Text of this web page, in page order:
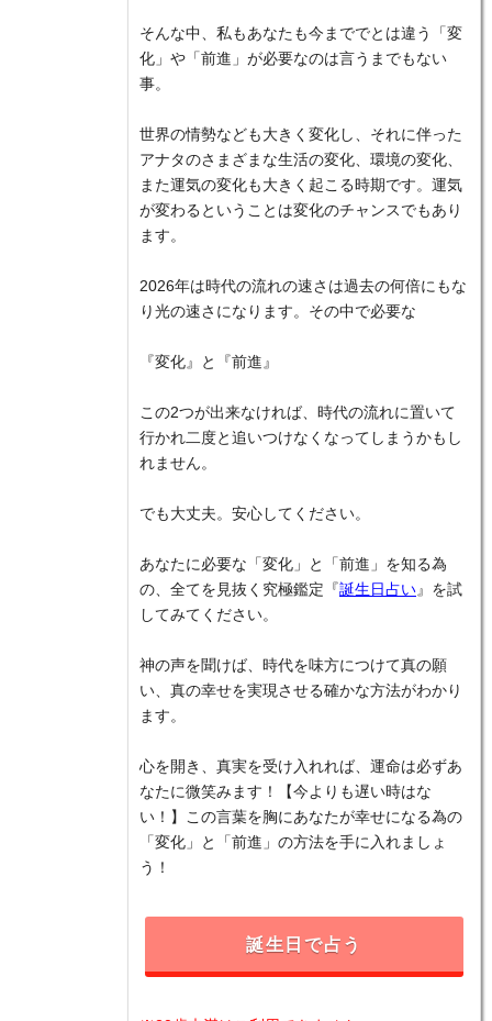
そんな中、私もあなたも今まででとは違う「変
化」や「前進」が必要なのは言うまでもない
事。
世界の情勢なども大きく変化し、それに伴った
アナタのさまざまな生活の変化、環境の変化、
また運気の変化も大きく起こる時期です。運気
が変わるということは変化のチャンスでもあり
ます。
2026年は時代の流れの速さは過去の何倍にもな
り光の速さになります。その中で必要な
『変化』と『前進』
この2つが出来なければ、時代の流れに置いて
行かれ二度と追いつけなくなってしまうかもし
れません。
でも大丈夫。安心してください。
あなたに必要な「変化」と「前進」を知る為
の、全てを見抜く究極鑑定『誕生日占い 』を試
してみてください。
神の声を聞けば、時代を味方につけて真の願
い、真の幸せを実現させる確かな方法がわかり
ます。
心を開き、真実を受け入れれば、運命は必ずあ
なたに微笑みます！【今よりも遅い時はな
い！】この言葉を胸にあなたが幸せになる為の
「変化」と「前進」の方法を手に入れましょ
う！
誕生日で占う